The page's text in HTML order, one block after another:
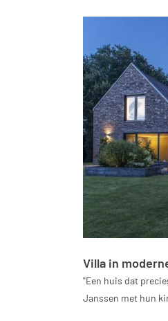
Villa in
"Een huis dat
Janssen met hun